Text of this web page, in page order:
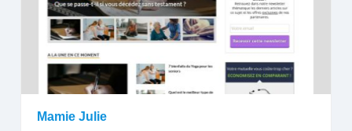
Mamie Julie